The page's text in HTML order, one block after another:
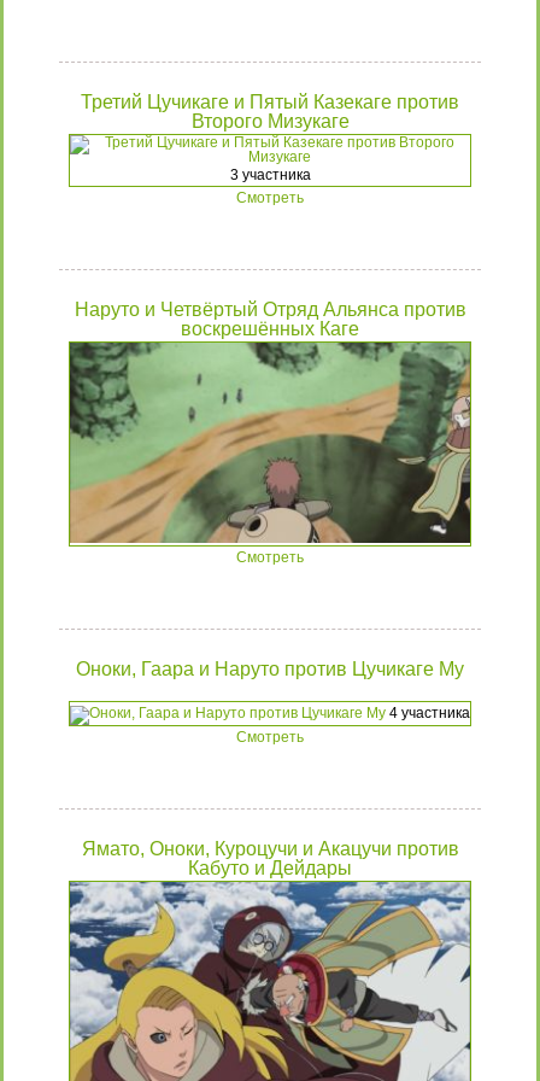
Третий Цучикаге и Пятый Казекаге против
Второго Мизукаге
3 участника
Смотреть
Наруто и Четвёртый Отряд Альянса против
воскрешённых Каге
9 участников
Смотреть
Оноки, Гаара и Наруто против Цучикаге Му
4 участника
Смотреть
Ямато, Оноки, Куроцучи и Акацучи против
Кабуто и Дейдары